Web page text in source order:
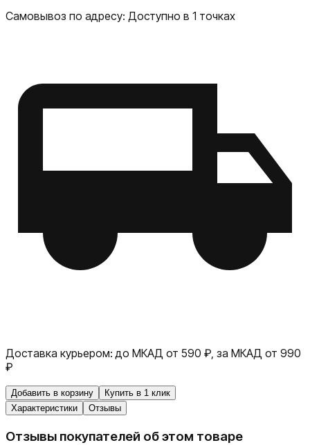
одновременно Настраиваемые жесты через фирменное
приложение Beats Beats Powerbeats Pro 2 - это
Самовывоз по адресу: Доступно в 1 точках
Доставка курьером: до МКАД от 590 ₽, за МКАД от 990
₽
Добавить в корзину
Купить в 1 клик
Характеристики
Отзывы
Отзывы покупателей об этом товаре